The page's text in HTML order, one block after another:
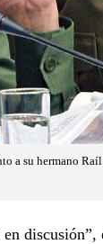
su hermano
discusión”,